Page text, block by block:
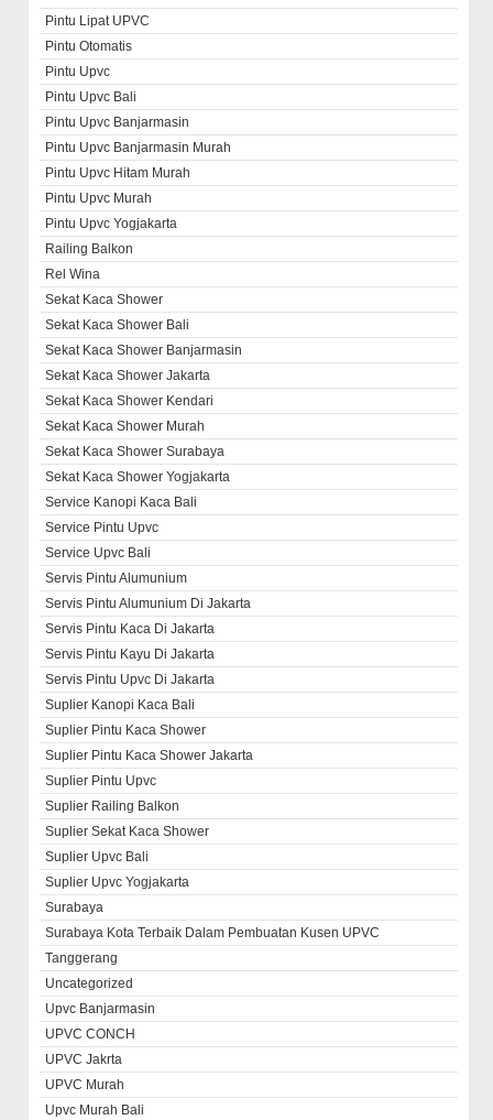
Pintu Lipat UPVC
Pintu Otomatis
Pintu Upvc
Pintu Upvc Bali
Pintu Upvc Banjarmasin
Pintu Upvc Banjarmasin Murah
Pintu Upvc Hitam Murah
Pintu Upvc Murah
Pintu Upvc Yogjakarta
Railing Balkon
Rel Wina
Sekat Kaca Shower
Sekat Kaca Shower Bali
Sekat Kaca Shower Banjarmasin
Sekat Kaca Shower Jakarta
Sekat Kaca Shower Kendari
Sekat Kaca Shower Murah
Sekat Kaca Shower Surabaya
Sekat Kaca Shower Yogjakarta
Service Kanopi Kaca Bali
Service Pintu Upvc
Service Upvc Bali
Servis Pintu Alumunium
Servis Pintu Alumunium Di Jakarta
Servis Pintu Kaca Di Jakarta
Servis Pintu Kayu Di Jakarta
Servis Pintu Upvc Di Jakarta
Suplier Kanopi Kaca Bali
Suplier Pintu Kaca Shower
Suplier Pintu Kaca Shower Jakarta
Suplier Pintu Upvc
Suplier Railing Balkon
Suplier Sekat Kaca Shower
Suplier Upvc Bali
Suplier Upvc Yogjakarta
Surabaya
Surabaya Kota Terbaik Dalam Pembuatan Kusen UPVC
Tanggerang
Uncategorized
Upvc Banjarmasin
UPVC CONCH
UPVC Jakrta
UPVC Murah
Upvc Murah Bali